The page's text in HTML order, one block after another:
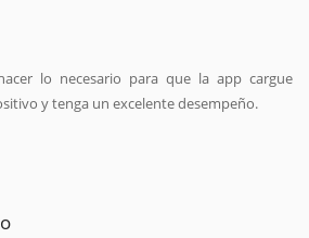
lo necesario para que la app cargue
y tenga un excelente desempeño.